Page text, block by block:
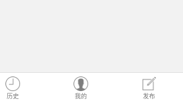
历史 我的 发布